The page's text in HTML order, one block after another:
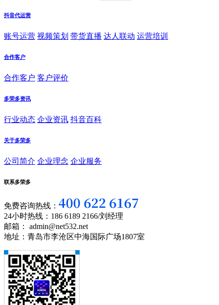
抖音代运营
账号运营 视频策划 带货直播 达人联动 运营培训
合作客户
合作客户 客户评价
多荣多资讯
行业动态 企业资讯 抖音百科
关于多荣多
公司简介 企业理念 企业服务
联系多荣多
免费咨询热线：
24小时热线：186 6189 2166/刘经理
邮箱： admin@net532.net
地址：青岛市李沧区中海国际广场1807室